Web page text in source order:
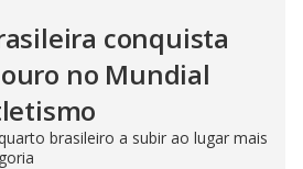
conquista
no Mundial
brasileiro a subir ao lugar mais